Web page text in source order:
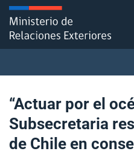
Click acá para ir directamente
Ministerio
Política Exterior
“Actuar por el
Subsecretaria
de Chile en